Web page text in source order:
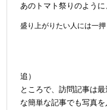
あのトマト祭りのよう
盛り上がりたい人には一
追）
ところで、訪問記事は
な簡単な記事でも写真